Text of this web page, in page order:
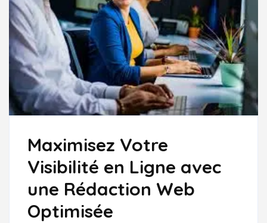
Maximisez Votre
Visibilité en Ligne avec
une Rédaction Web
Optimisée